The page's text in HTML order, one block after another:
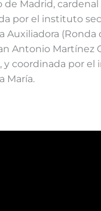
de Madrid,
por el instituto
Auxiliadora (Ronda
Antonio Martínez
y coordinada por
María.